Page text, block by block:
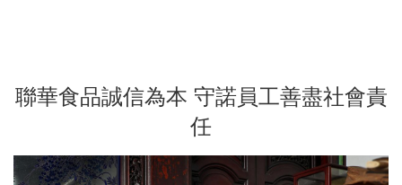
聯華食品誠信為本 守諾員工善盡社會責
任